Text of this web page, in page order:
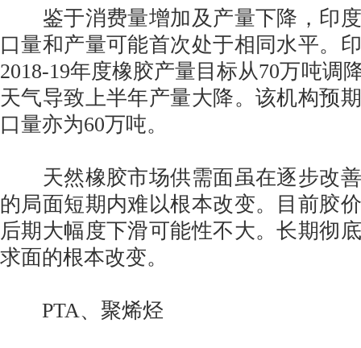
鉴于消费量增加及产量下降，印度
口量和产量可能首次处于相同水平。
2018-19年度橡胶产量目标从70万吨调
天气导致上半年产量大降。该机构预
口量亦为60万吨。
天然橡胶市场供需面虽在逐步改善
的局面短期内难以根本改变。目前胶
后期大幅度下滑可能性不大。长期彻
求面的根本改变。
PTA、聚烯烃